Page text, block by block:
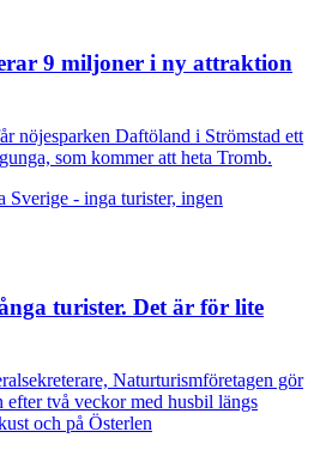
9 miljoner i ny attraktion
nöjesparken Daftöland i Strömstad ett
som kommer att heta Tromb.
turister. Det är för lite
Naturturismföretagen gör
två veckor med husbil längs
och på Österlen